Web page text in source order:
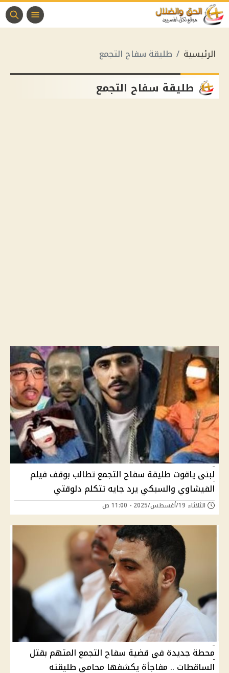
الرئيسية طليقة سفاح التجمع
طليقة سفاح التجمع
لبنى ياقوت طليقة سفاح التجمع تطالب بوقف فيلم
الفيشاوي والسبكي يرد جايه تتكلم دلوقتي
الثلاثاء 19/أغسطس/2025 - 11:00 ص
محطة جديدة في قضية سفاح التجمع المتهم بقتل
الساقطات .. مفاجأة يكشفها محامي طليقته